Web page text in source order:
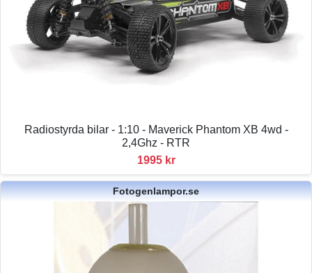
Radiostyrda bilar - 1:10 - Maverick Phantom XB 4wd -
2,4Ghz - RTR
1995 kr
Fotogenlampor.se